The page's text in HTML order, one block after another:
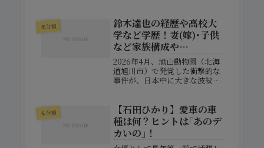
域と共に育った政治家”と評さ
れる彼のプロフィールや経歴、
プライベートな一面までを徹底
的にまとめま...
未分類
鈴木達也の経歴や高校大
学など学歴！妻(嫁)･子供
など家族構成や
FACEBOOK･インスタな
どSNS！
2026年4月、旭山動物園（北海
道旭川市）で発覚した衝撃的な
事件が、日本中に大きな波紋を
れる女性の遺体を施設内で損壊
した疑いで逮捕されたこの事件
は、その異常性と計画性から強
い関心を集め...
未分類
【石田ひかり】愛車の車
種は何？ヒントは｢あのデ
カいの｣！